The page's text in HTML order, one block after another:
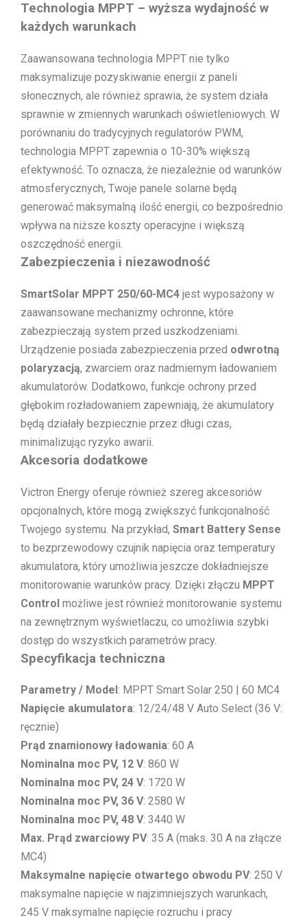
Technologia MPPT – wyższa wydajność w
każdych warunkach
Zaawansowana technologia MPPT nie tylko
maksymalizuje pozyskiwanie energii z paneli
słonecznych, ale również sprawia, że system działa
sprawnie w zmiennych warunkach oświetleniowych. W
porównaniu do tradycyjnych regulatorów PWM,
technologia MPPT zapewnia o 10-30% większą
efektywność. To oznacza, że niezależnie od warunków
atmosferycznych, Twoje panele solarne będą
generować maksymalną ilość energii, co bezpośrednio
wpływa na niższe koszty operacyjne i większą
oszczędność energii.
Zabezpieczenia i niezawodność
SmartSolar MPPT 250/60-MC4 jest wyposażony w
zaawansowane mechanizmy ochronne, które
zabezpieczają system przed uszkodzeniami.
Urządzenie posiada zabezpieczenia przed odwrotną
polaryzacją, zwarciem oraz nadmiernym ładowaniem
akumulatorów. Dodatkowo, funkcje ochrony przed
głębokim rozładowaniem zapewniają, że akumulatory
będą działały bezpiecznie przez długi czas,
minimalizując ryzyko awarii.
Akcesoria dodatkowe
Victron Energy oferuje również szereg akcesoriów
opcjonalnych, które mogą zwiększyć funkcjonalność
Twojego systemu. Na przykład, Smart Battery Sense
to bezprzewodowy czujnik napięcia oraz temperatury
akumulatora, który umożliwia jeszcze dokładniejsze
monitorowanie warunków pracy. Dzięki złączu MPPT
Control możliwe jest również monitorowanie systemu
na zewnętrznym wyświetlaczu, co umożliwia szybki
dostęp do wszystkich parametrów pracy.
Specyfikacja techniczna
Parametry / Model : MPPT Smart Solar 250 | 60 MC4
Napięcie akumulatora: 12/24/48 V Auto Select (36 V:
ręcznie)
Prąd znamionowy ładowania: 60 A
Nominalna moc PV, 12 V: 860 W
Nominalna moc PV, 24 V: 1720 W
Nominalna moc PV, 36 V: 2580 W
Nominalna moc PV, 48 V: 3440 W
Max. Prąd zwarciowy PV: 35 A (maks. 30 A na złącze
MC4)
Maksymalne napięcie otwartego obwodu PV: 250 V
maksymalne napięcie w najzimniejszych warunkach,
245 V maksymalne napięcie rozruchu i pracy